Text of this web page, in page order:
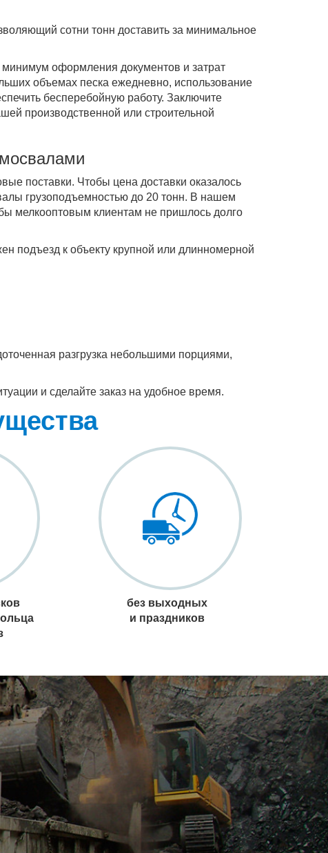
сотни тонн доставить за минимальное
минимум оформления документов и затрат
объемах песка ежедневно, использование
бесперебойную работу. Заключите
производственной или строительной
поставки. Чтобы цена доставки оказалось
грузоподъемностью до 20 тонн. В нашем
мелкооптовым клиентам не пришлось долго
подъезд к объекту крупной или длинномерной
разгрузка небольшими порциями,
и сделайте заказ на удобное время.
без выходных
и праздников